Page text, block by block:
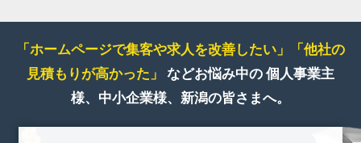
「ホームページで集客や求人を改善したい」
「他社の
見積もりが高かった」 などお悩み中の 個人事業主
様、中小企業様、新潟の皆さまへ。